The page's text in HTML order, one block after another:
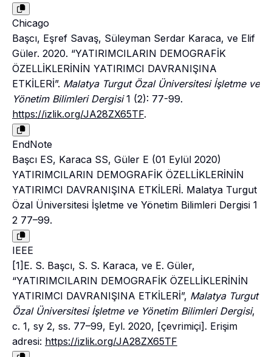
Chicago
Başcı, Eşref Savaş, Süleyman Serdar Karaca, ve Elif
Güler. 2020. “YATIRIMCILARIN DEMOGRAFİK
ÖZELLİKLERİNİN YATIRIMCI DAVRANIŞINA
ETKİLERİ”. Malatya Turgut Özal Üniversitesi İşletme ve
Yönetim Bilimleri Dergisi1 (2): 77-99.
https://izlik.org/JA28ZX65TF.
EndNote
Başcı ES, Karaca SS, Güler E (01 Eylül 2020)
YATIRIMCILARIN DEMOGRAFİK ÖZELLİKLERİNİN
YATIRIMCI DAVRANIŞINA ETKİLERİ. Malatya Turgut
Özal Üniversitesi İşletme ve Yönetim Bilimleri Dergisi 1
2 77–99.
IEEE
[1]E. S. Başcı, S. S. Karaca, ve E. Güler,
“YATIRIMCILARIN DEMOGRAFİK ÖZELLİKLERİNİN
YATIRIMCI DAVRANIŞINA ETKİLERİ”, Malatya Turgut
Özal Üniversitesi İşletme ve Yönetim Bilimleri Dergisi,
c. 1, sy 2, ss. 77–99, Eyl. 2020, [çevrimiçi]. Erişim
adresi: https://izlik.org/JA28ZX65TF